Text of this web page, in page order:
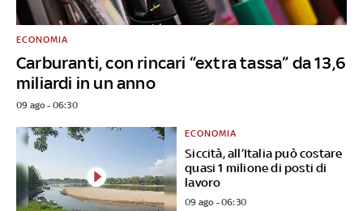
Carburanti, con rincari “extra tassa” da 13,6
miliardi in un anno
ECONOMIA
09 ago - 06:30
Siccità, all’Italia può costare
quasi 1 milione di posti di
lavoro
ECONOMIA
09 ago - 06:30